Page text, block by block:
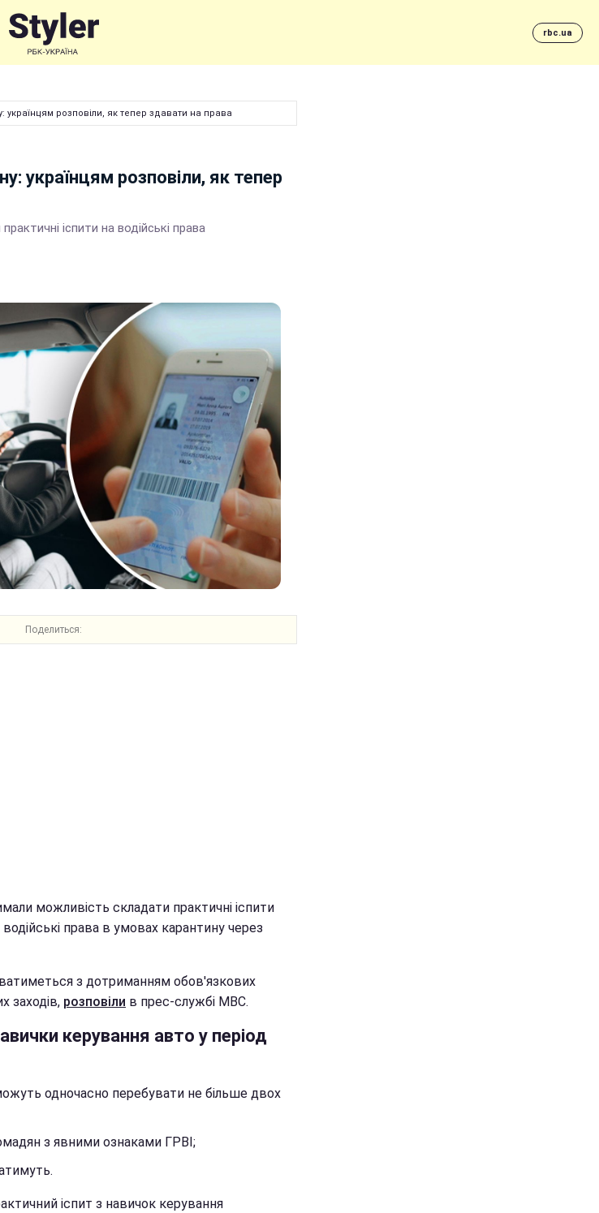
rbc.ua
українцям розповіли, як тепер здавати на права
українцям розповіли, як тепер
іспити на водійські права
Поделиться:
можливість складати практичні іспити
права в умовах карантину через
з дотриманням обов'язкових
заходів, розповіли в прес-службі МВС.
керування авто у період
одночасно перебувати не більше двох
з явними ознаками ГРВІ;
іспит з навичок керування